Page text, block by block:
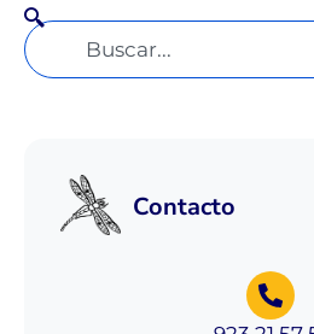
Contacto